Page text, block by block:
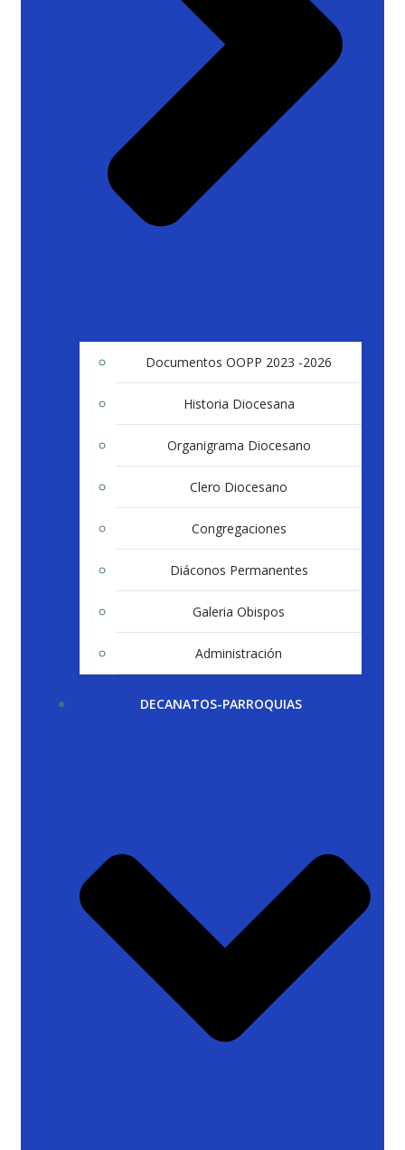
Documentos OOPP 2023 -2026
Historia Diocesana
Organigrama Diocesano
Clero Diocesano
Congregaciones
Diáconos Permanentes
Galeria Obispos
Administración
DECANATOS-PARROQUIAS